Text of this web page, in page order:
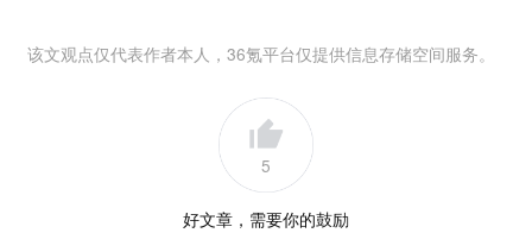
该文观点仅代表作者本人，36氪平台仅提供信息存储空间服务。
5
好文章，需要你的鼓励